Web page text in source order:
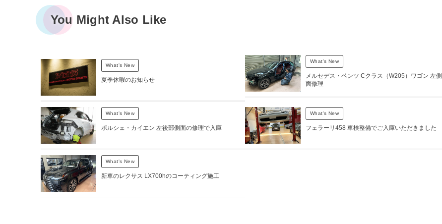
You Might Also Like
What's New
夏季休暇のお知らせ
What's New
メルセデス・ベンツ Cクラス（W205）ワゴン 左側
面修理
What's New
ポルシェ・カイエン 左後部側面の修理で入庫
What's New
フェラーリ458 車検整備でご入庫いただきました
What's New
新車のレクサス LX700hのコーティング施工